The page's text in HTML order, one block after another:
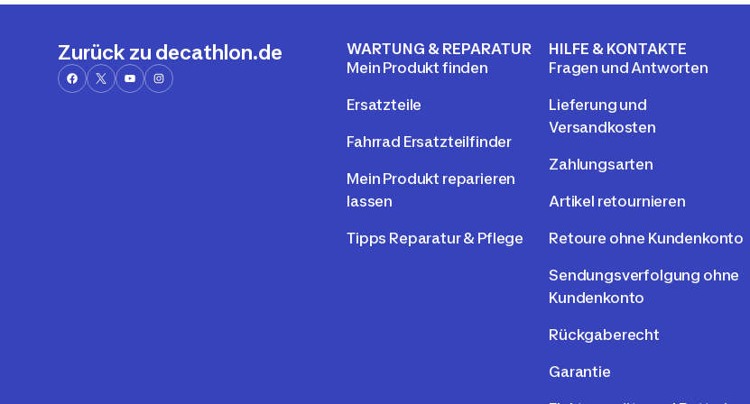
Zurück zu decathlon.de
WARTUNG & REPARATUR
Mein Produkt finden
Ersatzteile
Fahrrad Ersatzteilfinder
Mein Produkt reparieren
lassen
Tipps Reparatur & Pflege
HILFE & KONTAKTE
Fragen und Antworten
Lieferung und
Versandkosten
Zahlungsarten
Artikel retournieren
Retoure ohne Kundenkonto
Sendungsverfolgung ohne
Kundenkonto
Rückgaberecht
Garantie